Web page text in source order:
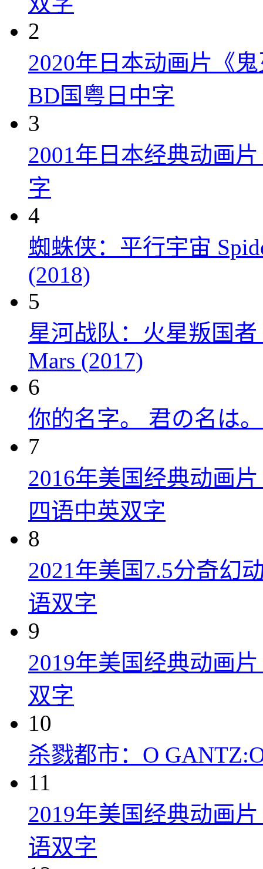
2
2020年日本动画片《
BD国粤日中字
3
2001年日本经典动画
字
4
蜘蛛侠：平行宇宙
(2018)
5
星河战队：火星叛国者
Mars (2017)
6
你的名字。 君の名は
7
2016年美国经典动画
四语中英双字
8
2021年美国7.5分奇幻
语双字
9
2019年美国经典动画
双字
10
杀戮都市：O
11
2019年美国经典动画
语双字